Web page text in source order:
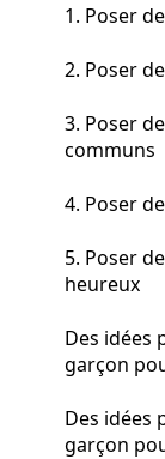
1. Poser
2. Poser
3. Poser
communs
4. Poser
5. Poser
heureux
Des idées
garçon
Des idées
garçon